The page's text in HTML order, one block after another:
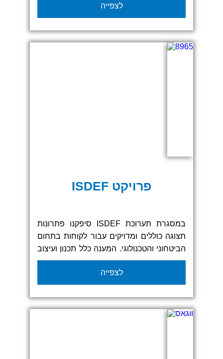
גרפיים חווייתיים, שילוט מואר, מתחמי
אינטראקציה, דלפקים ממותגים, אלמנטים
תלת־ממדיים, ריצוף גרפי מודפס וגרפיקה
קונספטואלית שעטפה את כל האזור.
לצפייה
פרויקט ISDEF
במסגרת תערוכת ISDEF סיפקנו פתרונות
תצוגה כוללים ומדויקים עבור לקוחות בתחום
הביטחוני והטכנולוגי. המענה כלל תכנון ועיצוב
של קירות תצוגה מותאמים אישית, הדפסות
בקנה מידה גדול, שילוט חזותי, ומערכות
תצוגה פונקציונליות שתומכות בחוויית
מבקרים אופטימלית.
העבודה כללה התאמה מלאה לשפה המותגית
לצפייה